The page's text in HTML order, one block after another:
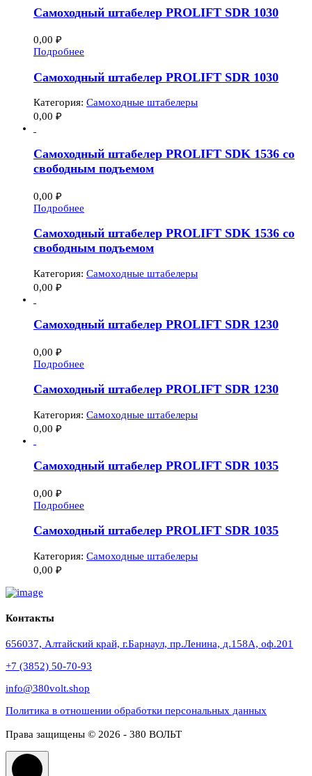
Самоходный штабелер PROLIFT SDR 1030
0,00 ₽
Подробнее
Самоходный штабелер PROLIFT SDR 1030
Категория: Самоходные штабелеры
0,00 ₽
Самоходный штабелер PROLIFT SDK 1536 со
свободным подъемом
0,00 ₽
Подробнее
Самоходный штабелер PROLIFT SDK 1536 со
свободным подъемом
Категория: Самоходные штабелеры
0,00 ₽
Самоходный штабелер PROLIFT SDR 1230
0,00 ₽
Подробнее
Самоходный штабелер PROLIFT SDR 1230
Категория: Самоходные штабелеры
0,00 ₽
Самоходный штабелер PROLIFT SDR 1035
0,00 ₽
Подробнее
Самоходный штабелер PROLIFT SDR 1035
Категория: Самоходные штабелеры
0,00 ₽
Контакты
656037, Алтайский край, г.Барнаул, пр.Ленина, д.158А, оф.201
+7 (3852) 50-70-93
info@380volt.shop
Политика в отношении обработки персональных данных
Права защищены © 2026 - 380 ВОЛЬТ